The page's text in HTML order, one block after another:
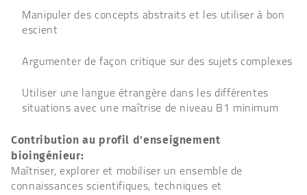
Manipuler des concepts abstraits et les utiliser à bon
escient
Argumenter de façon critique sur des sujets complexes
Utiliser une langue étrangère dans les différentes
situations avec une maîtrise de niveau B1 minimum
Contribution au profil d'enseignement
bioingénieur:
Maîtriser, explorer et mobiliser un ensemble de
connaissances scientifiques, techniques et